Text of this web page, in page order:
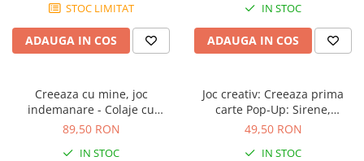
STOC LIMITAT
ADAUGA IN COS
IN STOC
ADAUGA IN COS
Creeaza cu mine, joc
indemanare - Colaje cu
animale, Ludattica, 3-5 ani
89,50 RON
IN STOC
Joc creativ: Creeaza prima
carte Pop-Up: Sirene,
Ludattica, +5 ani
49,50 RON
IN STOC